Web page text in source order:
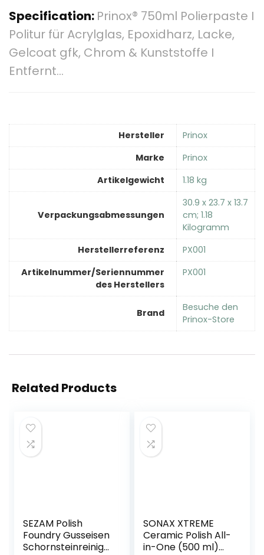
Specification: Prinox® 750ml Polierpaste I
Politur für Acrylglas, Epoxidharz, Lacke,
Gelcoat gfk, Chrom & Kunststoffe I
Entfernt…
Hersteller
‎Prinox
Marke
‎Prinox
Artikelgewicht
‎1.18 kg
Verpackungsabmessungen
‎30.9 x 23.7 x 13.7
cm; 1.18
Kilogramm
Herstellerreferenz
‎PX001
Artikelnummer/Seriennummer
des Herstellers
‎PX001
Brand
Besuche den
Prinox-Store
Related Products
SEZAM Polish
Foundry Gusseisen
Schornsteinreinigu
SONAX XTREME
Ceramic Polish All-
in-One (500 ml)